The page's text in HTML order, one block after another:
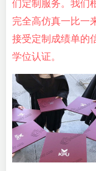
们定制服务。我们
完全高仿真一比一
接受定制成绩单的
学位认证。